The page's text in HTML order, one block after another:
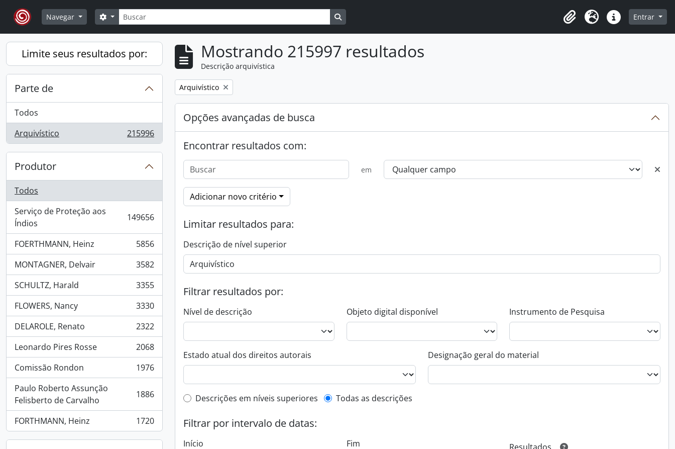
Skip to main content
Navegar
Buscar
Opções de busca
Área de Transferência
Idioma Atalhos Entrar
Limite seus resultados por:
Parte de
Todos
Arquivístico
, 215996 resultados 215996
Produtor
Todos
Serviço de Proteção aos
Índios
, 149656 resultados 149656
FOERTHMANN, Heinz
, 5856 resultados
5856
MONTAGNER, Delvair
, 3582 resultados
3582
SCHULTZ, Harald
, 3355 resultados
3355
FLOWERS, Nancy
, 3330 resultados
3330
DELAROLE, Renato
, 2322 resultados
2322
Leonardo Pires Rosse
, 2068 resultados
2068
Comissão Rondon
, 1976 resultados
1976
Paulo Roberto Assunção
Felisberto de Carvalho
, 1886 resultados 1886
FORTHMANN, Heinz
, 1720 resultados 1720
Mostrando 215997 resultados
Descrição arquivística
Remover filtro:
Arquivístico
Opções avançadas de busca
Encontrar resultados com:
em
Adicionar novo critério
Limitar resultados para:
Descrição de nível superior
Filtrar resultados por:
Nível de descrição Objeto digital disponível Instrumento de Pesquisa
Estado atual dos direitos autorais Designação geral do material
Filtro de descrição de nível superior
Descrições em níveis superiores Todas as descrições
Filtrar por intervalo de datas:
Início Fim